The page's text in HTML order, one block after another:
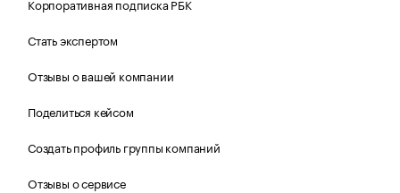
Корпоративная подписка РБК
Стать экспертом
Отзывы о вашей компании
Поделиться кейсом
Создать профиль группы компаний
Отзывы о сервисе